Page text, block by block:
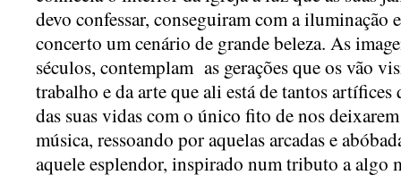
devo confessar, conseguiram com a iluminação
concerto um cenário de grande beleza. As
séculos, contemplam as gerações que os vão
trabalho e da arte que ali está de tantos artífices
das suas vidas com o único fito de nos
música, ressoando por aquelas arcadas e
aquele esplendor, inspirado num tributo a algo